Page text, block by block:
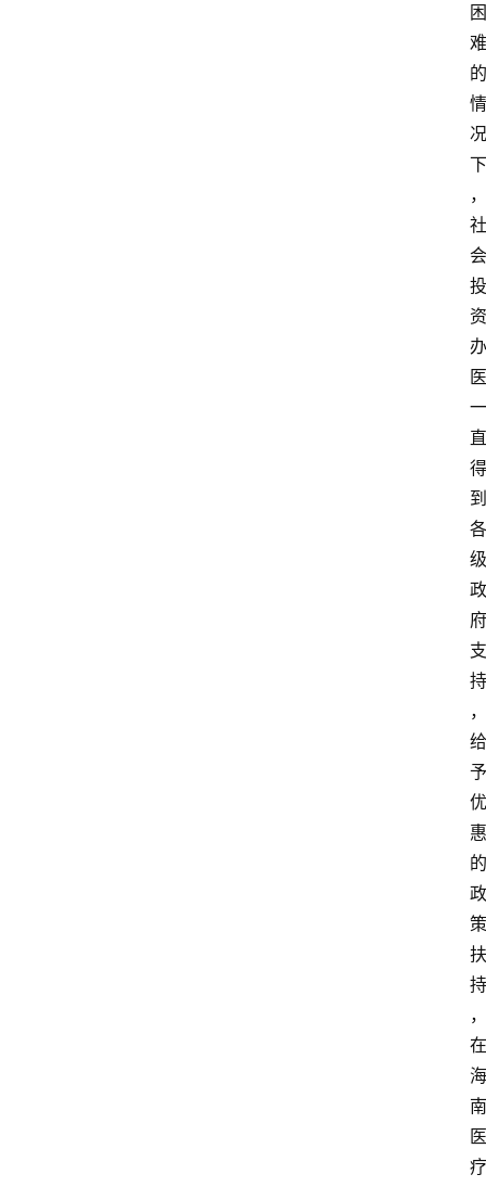
困
难
的
情
况
下
，
社
会
投
资
办
医
一
直
得
到
各
级
政
府
支
持
，
给
予
优
惠
的
政
策
扶
持
，
在
海
南
医
疗